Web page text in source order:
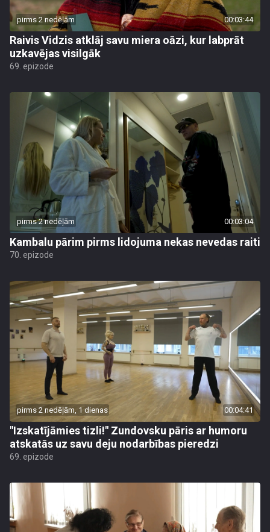
pirms 2 nedēļām 00:03:44
Raivis Vidzis atklāj savu miera oāzi, kur labprāt
uzkavējas visilgāk
69. epizode
pirms 2 nedēļām 00:03:04
Kambalu pārim pirms lidojuma nekas nevedas raiti
70. epizode
pirms 2 nedēļām, 1 dienas 00:04:41
"Izskatījāmies tizli!" Zundovsku pāris ar humoru
atskatās uz savu deju nodarbības pieredzi
69. epizode